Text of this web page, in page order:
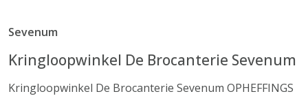
Sevenum
Kringloopwinkel De Brocanterie Sevenum
Kringloopwinkel De Brocanterie Sevenum OPHEFFINGS